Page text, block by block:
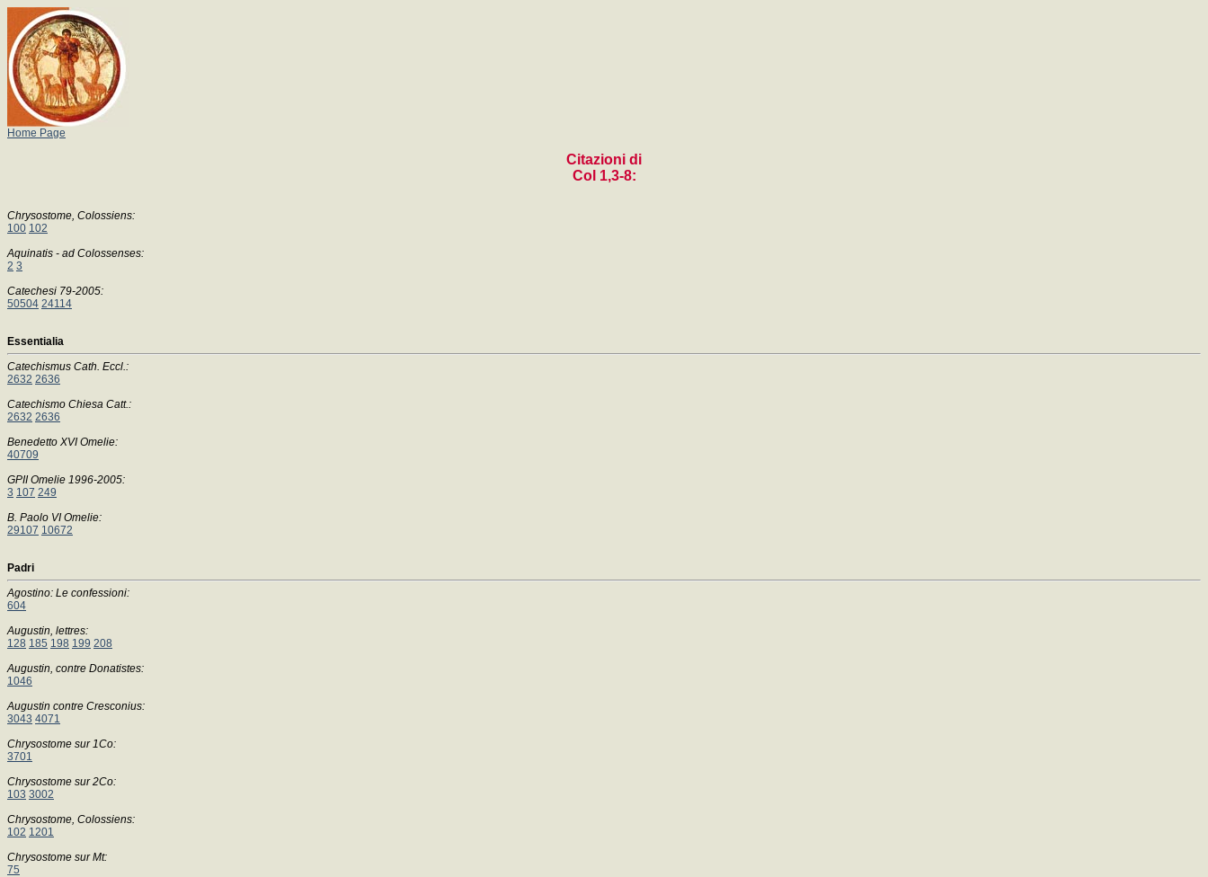
Home Page
Citazioni di
Col 1,3-8:
Chrysostome, Colossiens:
100 102
Aquinatis - ad Colossenses:
2 3
Catechesi 79-2005:
50504 24114
Essentialia
Catechismus Cath. Eccl.:
2632 2636
Catechismo Chiesa Catt.:
2632 2636
Benedetto XVI Omelie:
40709
GPII Omelie 1996-2005:
3 107 249
B. Paolo VI Omelie:
29107 10672
Padri
Agostino: Le confessioni:
604
Augustin, lettres:
128 185 198 199 208
Augustin, contre Donatistes:
1046
Augustin contre Cresconius:
3043 4071
Chrysostome sur 1Co:
3701
Chrysostome sur 2Co:
103 3002
Chrysostome, Colossiens:
102 1201
Chrysostome sur Mt:
75